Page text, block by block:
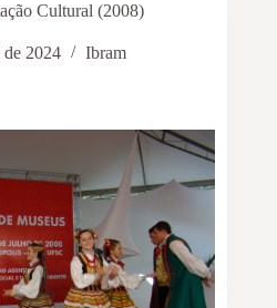
Cultural (2008)
de 2024 Ibram